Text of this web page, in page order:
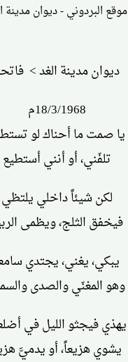
موقع البردوني - ديوان مدينة
ديوان مدينة الغد >
18/3/1968م
يا صمت ما أحناك لو
تلفّني، أو أنني أستطيع
لكن شيئاً داخلي يلتظي
فيخفق الثلج، ويظمى
يبكي، يغني، يجتدي
وهو المغنّي والصدى
يهذي فيجثو الليل في
يشوي هزيعاً، أو يدميَّ